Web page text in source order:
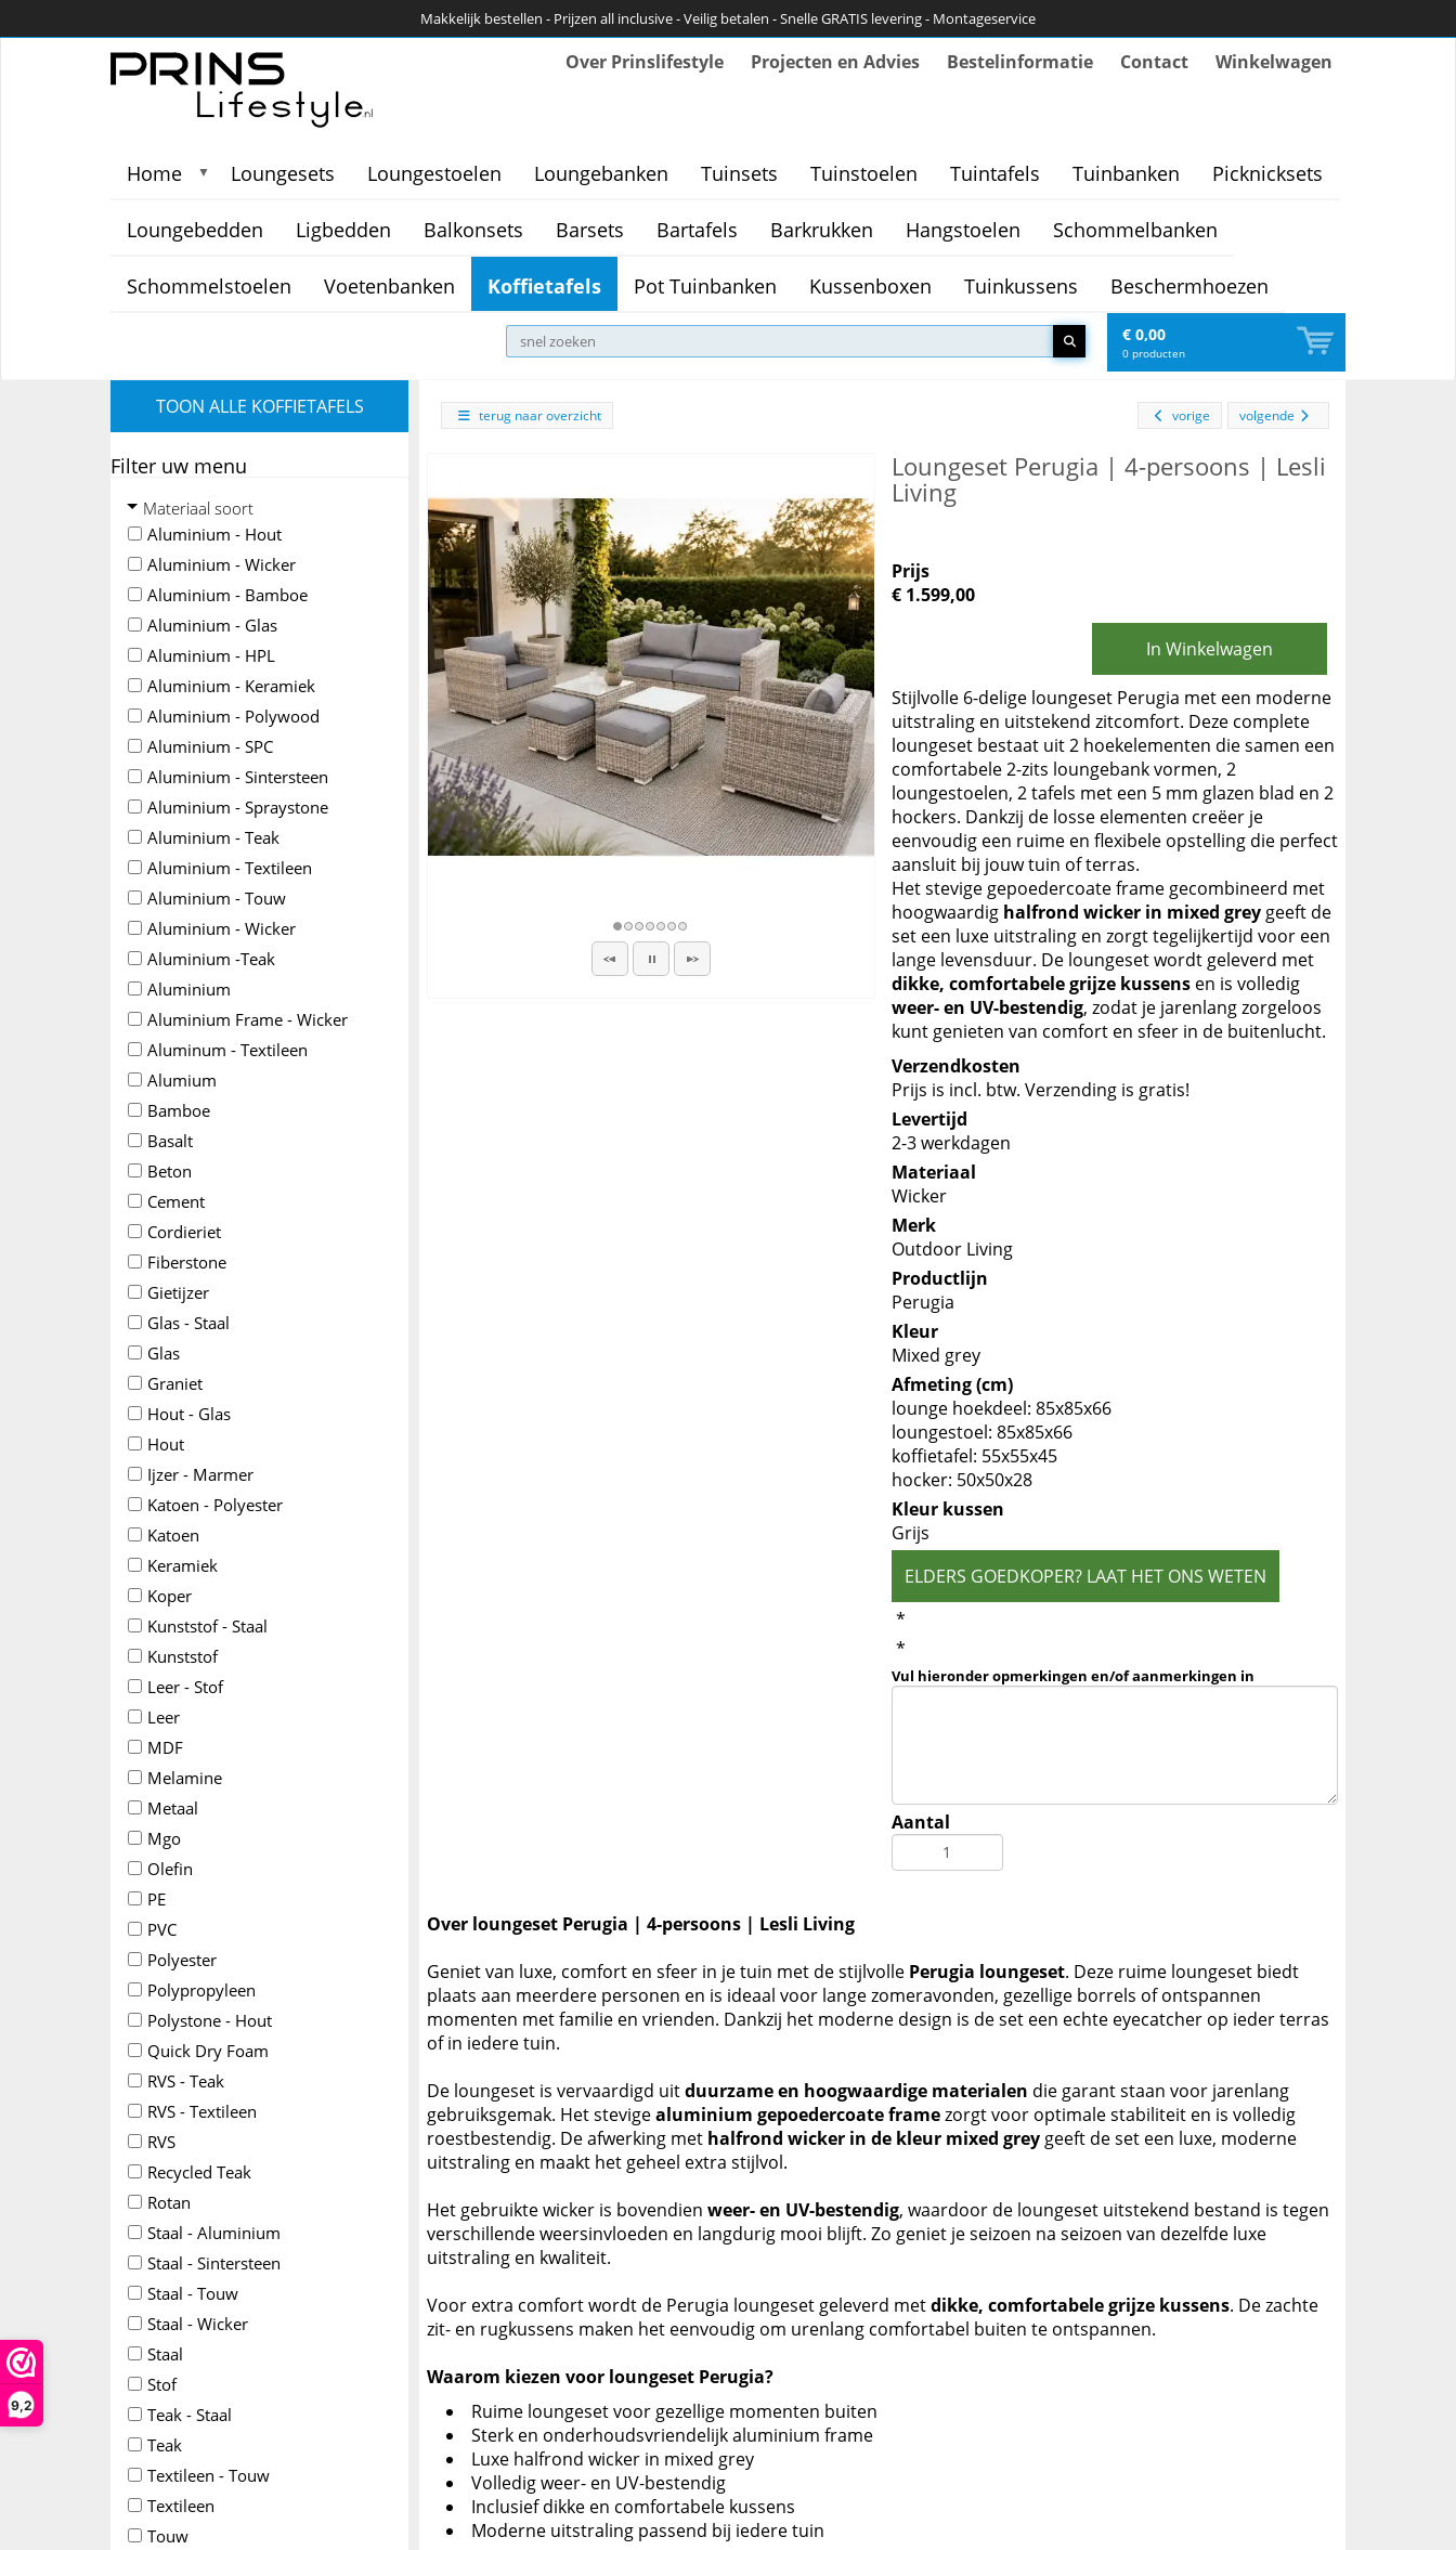
9,2
Makkelijk bestellen - Prijzen all inclusive - Veilig betalen - Snelle GRATIS levering - Montageservice
Over Prinslifestyle Projecten en Advies Bestelinformatie Contact Winkelwagen
Home ▼ Loungesets Loungestoelen Loungebanken Tuinsets Tuinstoelen Tuintafels Tuinbanken Picknicksets
Loungebedden Ligbedden Balkonsets Barsets Bartafels Barkrukken Hangstoelen Schommelbanken
Schommelstoelen Voetenbanken Koffietafels Pot Tuinbanken Kussenboxen Tuinkussens Beschermhoezen
€ 0,00
0 producten
TOON ALLE KOFFIETAFELS
Filter uw menu
Materiaal soort
Aluminium - Hout
Aluminium - Wicker
Aluminium - Bamboe
Aluminium - Glas
Aluminium - HPL
Aluminium - Keramiek
Aluminium - Polywood
Aluminium - SPC
Aluminium - Sintersteen
Aluminium - Spraystone
Aluminium - Teak
Aluminium - Textileen
Aluminium - Touw
Aluminium - Wicker
Aluminium -Teak
Aluminium
Aluminium Frame - Wicker
Aluminum - Textileen
Alumium
Bamboe
Basalt
Beton
Cement
Cordieriet
Fiberstone
Gietijzer
Glas - Staal
Glas
Graniet
Hout - Glas
Hout
Ijzer - Marmer
Katoen - Polyester
Katoen
Keramiek
Koper
Kunststof - Staal
Kunststof
Leer - Stof
Leer
MDF
Melamine
Metaal
Mgo
Olefin
PE
PVC
Polyester
Polypropyleen
Polystone - Hout
Quick Dry Foam
RVS - Teak
RVS - Textileen
RVS
Recycled Teak
Rotan
Staal - Aluminium
Staal - Sintersteen
Staal - Touw
Staal - Wicker
Staal
Stof
Teak - Staal
Teak
Textileen - Touw
Textileen
Touw
terug naar overzicht volgende
vorige
Loungeset Perugia | 4-persoons | Lesli
Living
Prijs
€ 1.599,00
In Winkelwagen
Stijlvolle 6-delige loungeset Perugia met een moderne
uitstraling en uitstekend zitcomfort. Deze complete
loungeset bestaat uit 2 hoekelementen die samen een
comfortabele 2-zits loungebank vormen, 2
loungestoelen, 2 tafels met een 5 mm glazen blad en 2
hockers. Dankzij de losse elementen creëer je
eenvoudig een ruime en flexibele opstelling die perfect
aansluit bij jouw tuin of terras.
Het stevige gepoedercoate frame gecombineerd met
hoogwaardig halfrond wicker in mixed greygeeft de
set een luxe uitstraling en zorgt tegelijkertijd voor een
lange levensduur. De loungeset wordt geleverd met
dikke, comfortabele grijze kussensen is volledig
weer- en UV-bestendig, zodat je jarenlang zorgeloos
kunt genieten van comfort en sfeer in de buitenlucht.
Verzendkosten
Prijs is incl. btw. Verzending is gratis!
Levertijd
2-3 werkdagen
Materiaal
Wicker
Merk
Outdoor Living
Productlijn
Perugia
Kleur
Mixed grey
Afmeting (cm)
lounge hoekdeel: 85x85x66
loungestoel: 85x85x66
koffietafel: 55x55x45
hocker: 50x50x28
Kleur kussen
Grijs
ELDERS GOEDKOPER? LAAT HET ONS WETEN
*
*
Vul hieronder opmerkingen en/of aanmerkingen in
Aantal
Over loungeset Perugia | 4-persoons | Lesli Living
Geniet van luxe, comfort en sfeer in je tuin met de stijlvolle Perugia loungeset. Deze ruime loungeset biedt
plaats aan meerdere personen en is ideaal voor lange zomeravonden, gezellige borrels of ontspannen
momenten met familie en vrienden. Dankzij het moderne design is de set een echte eyecatcher op ieder terras
of in iedere tuin.
De loungeset is vervaardigd uitduurzame en hoogwaardige materialen die garant staan voor jarenlang
gebruiksgemak. Het stevigealuminium gepoedercoate framezorgt voor optimale stabiliteit en is volledig
roestbestendig. De afwerking met halfrond wicker in de kleur mixed grey geeft de set een luxe, moderne
uitstraling en maakt het geheel extra stijlvol.
Het gebruikte wicker is bovendien weer- en UV-bestendig, waardoor de loungeset uitstekend bestand is tegen
verschillende weersinvloeden en langdurig mooi blijft. Zo geniet je seizoen na seizoen van dezelfde luxe
uitstraling en kwaliteit.
Voor extra comfort wordt de Perugia loungeset geleverd metdikke, comfortabele grijze kussens. De zachte
zit- en rugkussens maken het eenvoudig om urenlang comfortabel buiten te ontspannen.
Waarom kiezen voor loungeset Perugia?
Ruime loungeset voor gezellige momenten buiten
Sterk en onderhoudsvriendelijk aluminium frame
Luxe halfrond wicker in mixed grey
Volledig weer- en UV-bestendig
Inclusief dikke en comfortabele kussens
Moderne uitstraling passend bij iedere tuin